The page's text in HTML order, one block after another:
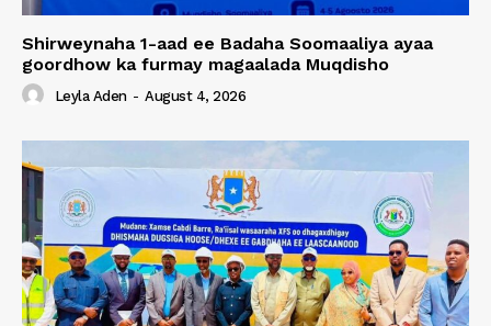
Shirweynaha 1-aad ee Badaha Soomaaliya ayaa
goordhow ka furmay magaalada Muqdisho
Leyla Aden - August 4, 2026